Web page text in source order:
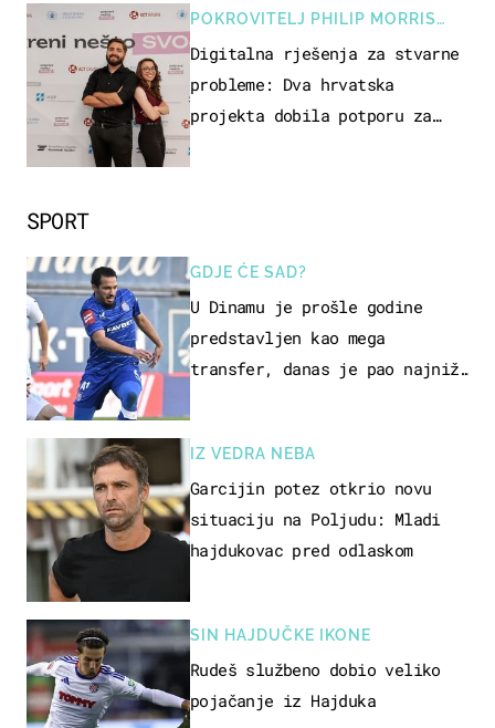
SPORT
GDJE ĆE SAD?
U Dinamu je prošle godine
predstavljen kao mega
transfer, danas je pao najniže
IZ VEDRA NEBA
Garcijin potez otkrio novu
situaciju na Poljudu: Mladi
hajdukovac pred odlaskom
SIN HAJDUČKE IKONE
Rudeš službeno dobio veliko
pojačanje iz Hajduka
POKROVITELJ PHILIP MORRIS
ZAGREB
Digitalna rješenja za stvarne
probleme: Dva hrvatska
projekta dobila potporu za